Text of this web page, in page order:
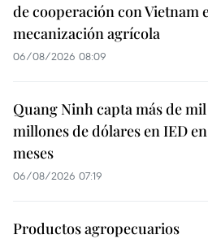
de cooperación con Vietnam
mecanización agrícola
06/08/2026 08:09
Quang Ninh capta más de mil
millones de dólares en IED
meses
06/08/2026 07:19
Productos agropecuarios